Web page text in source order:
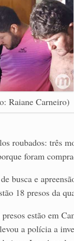
Raiane Carneiro)
roubados: três
foram
busca e
18 presos da
estão em
a polícia a